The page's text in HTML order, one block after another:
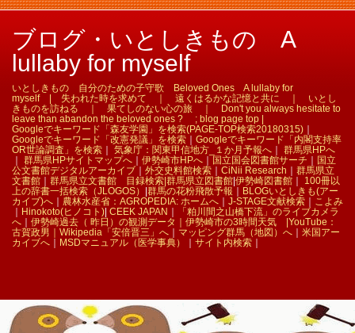
ブログ・いとしきもの A
lullaby for myself
いとしきもの 自分のための子守歌 Beloved Ones A lullaby for
myself | 失われた時を求めて ｜ 遠くはるかな記憶と共に ｜ いとし
きものを訪ねる ｜ 果てしのない心の旅 ｜ Don't you always hesitate to
leave than abandon the beloved ones ? ; blog page top |
Googleでキーワード「森友学園」を検索(PAGE-TOP検索20180315)
Googleでキーワード「改憲発議」を検索
Googleでキーワード「内閣支持率
OR世論調査」を検索
気象庁：関東甲信地方_１か月予報へ
群馬県HPへ
群馬県HPサイトマップへ 伊勢崎市HPへ 国立国会図書館サーチ
国立
公文書館デジタルアーカイブ
外交史料館検索 CiNii Research
群馬県立
文書館
群馬県立文書館 目録検索| 群馬県立図書館 伊勢崎図書館
100冊以
上の辞書一括検索（JLOGOS）
群馬の花粉飛散予報
BLOGいとしきも(アー
カイブ)へ
農林水産省：AGROPEDIA: ホームへ J-STAGE文献検索
こよみ
Hinokoto(ヒノコト) CEEK JAPAN
「粕川間之山橋下流」のライブカメラ
へ
伊勢崎過去（ 昨日）の観測データ｜ 伊勢崎市の3時間天気 | YouTube：
古賀政男｜ Wikipedia「安倍晋三」へ マッピング群馬（地図）へ
米国アー
カイブへ
MSDマニュアル（医学事典） サイト内検索